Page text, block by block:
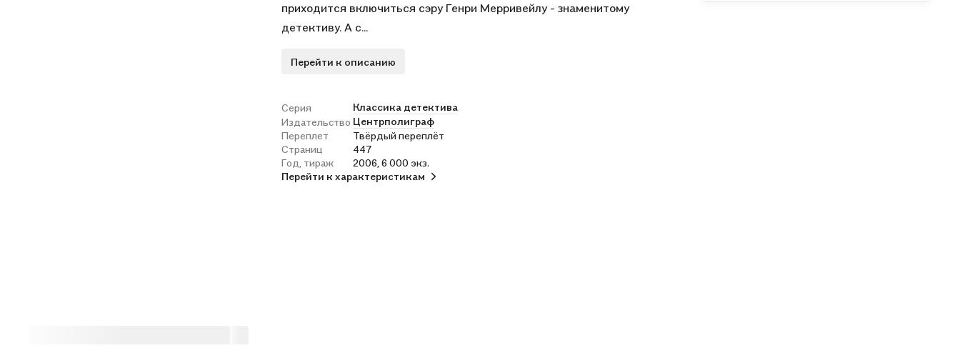
приходится включиться сэру Генри Мерривейлу - знаменитому
детективу. А с...
Перейти к описанию
Серия
Классика детектива
Издательство Центрполиграф
Переплет
Твёрдый переплёт
Страниц
447
Год, тираж
2006, 6 000 экз.
Перейти к характеристикам